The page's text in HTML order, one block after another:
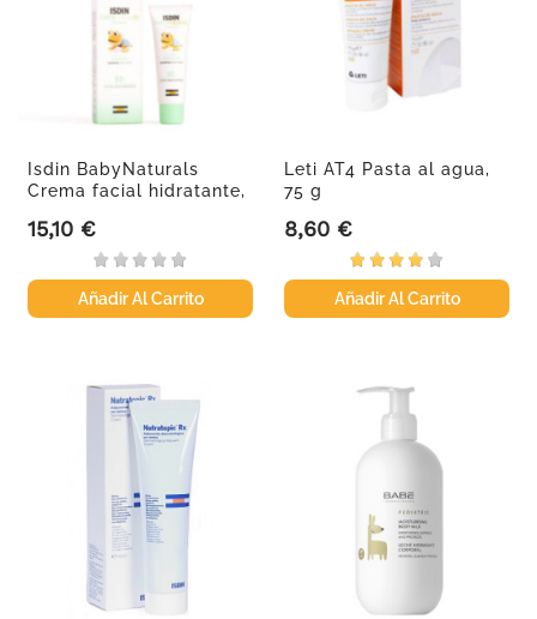
Isdin BabyNaturals
Crema facial hidratante,
Precio
15,10 €
Añadir Al Carrito
Leti AT4 Pasta al agua,
75 g
Precio
8,60 €
Añadir Al Carrito